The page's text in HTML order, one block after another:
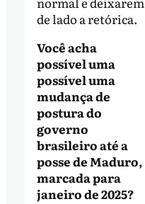
de lado a retórica.
Você acha
possível uma
possível uma
mudança de
postura do
governo
brasileiro até a
posse de Maduro,
marcada para
janeiro de 2025?